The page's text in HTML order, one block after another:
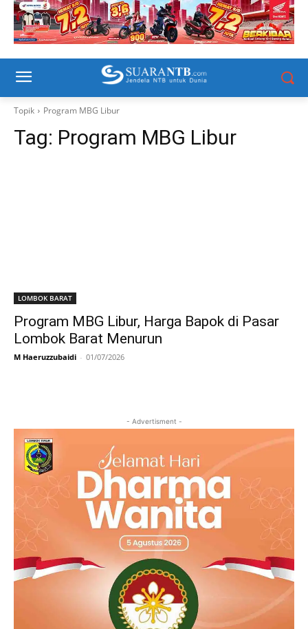
Topik Program MBG Libur
Tag: Program MBG Libur
LOMBOK BARAT
Program MBG Libur, Harga Bapok di Pasar
Lombok Barat Menurun
M Haeruzzubaidi - 01/07/2026
- Advertisment -